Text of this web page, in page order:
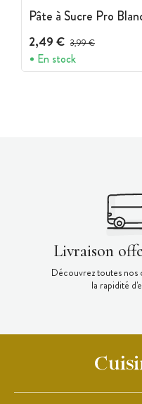
Pâte à Sucre Pro
2,49 € Prix avant réduction :
3,99 €
En stock
Livraison
Découvrez toutes nos
la rapidité